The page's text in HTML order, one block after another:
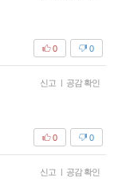
0
0
신고 | 공감 확인
0
0
신고 | 공감 확인